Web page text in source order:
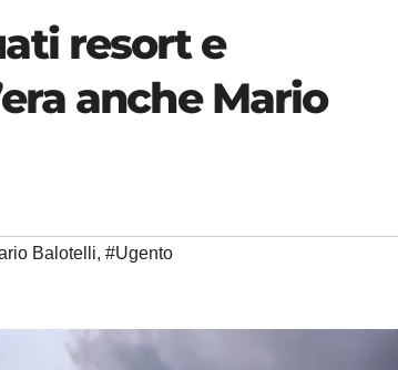
resort e
anche Mario
Balotelli, #Ugento